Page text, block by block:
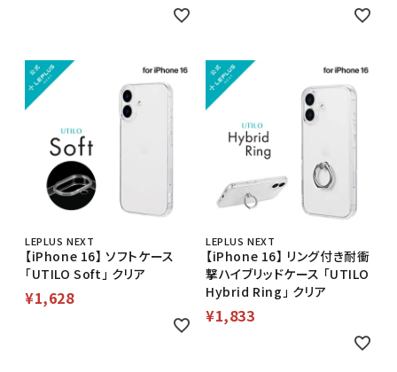
LEPLUS NEXT
【iPhone 16】 ソフトケース
「UTILO Soft」 クリア
¥1,628
LEPLUS NEXT
【iPhone 16】 リング付き耐衝
撃ハイブリッドケース 「UTILO
Hybrid Ring」 クリア
¥1,833